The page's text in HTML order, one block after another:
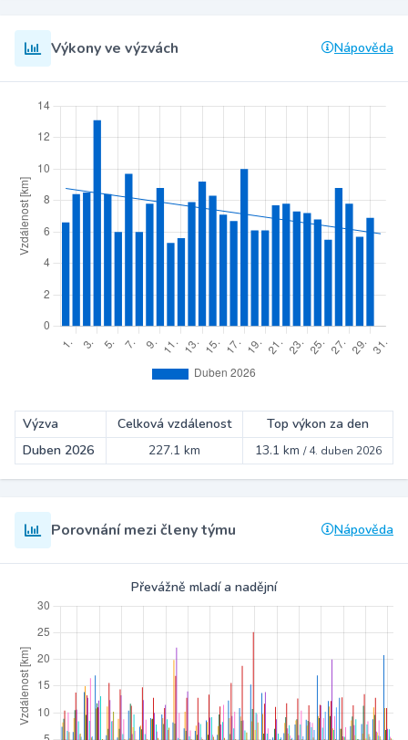
Výkony ve výzvách Nápověda
Výzva Celková vzdálenost
Top výkon za den
Duben 2026
227.1 km 13.1 km /4. duben 2026
Porovnání mezi členy týmu Nápověda
Převážně mladí a nadějní